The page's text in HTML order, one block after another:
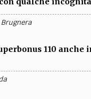
Brugnera
110 anche